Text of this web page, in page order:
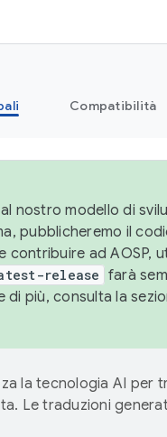
Compatibilità
nostro modello di
pubblicheremo il
ad AOSP,
release farà
di più, consulta la
la tecnologia AI per
Le traduzioni